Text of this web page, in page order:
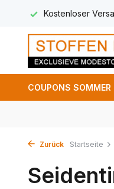
Kostenloser
COUPONS SOMMER
Zurück Startseite